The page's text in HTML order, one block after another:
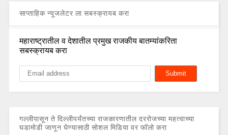
साप्ताहिक न्यूजलेटर ला सबस्क्रायब करा
महाराष्ट्रातील व देशातील प्रमुख राजकीय बातम्यांकरिता
सबस्क्रायब करा
गल्लीपासून ते दिल्लीपर्यंतच्या राजकारणातील दररोजच्या महत्वाच्या
घडामोडी जाणून घेण्यासाठी सोशल मिडिया वर फॉलो करा